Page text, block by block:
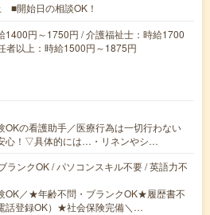
■開始日の相談OK！
1400円～1750円 / 介護福祉士：時給1700
者以上：時給1500円～1875円
OKの看護助手／医療行為は一切行わない
心！▽具体的には…・リネンやシ…
ランクOK / パソコンスキル不要 / 英語力不
OK／★年齢不問・ブランクOK★履歴書不
話登録OK）★社会保険完備＼…